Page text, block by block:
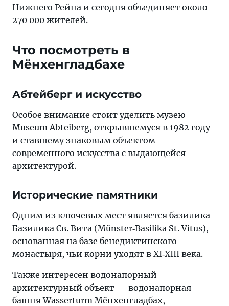
Нижнего Рейна и сегодня объединяет около
270 000 жителей.
Что посмотреть в
Мёнхенгладбахе
Абтейберг и искусство
Особое внимание стоит уделить музею
Museum Abteiberg, открывшемуся в 1982 году
и ставшему знаковым объектом
современного искусства с выдающейся
архитектурой.
Исторические памятники
Одним из ключевых мест является базилика
Базилика Св. Вита (Münster‐Basilika St. Vitus),
основанная на базе бенедиктинского
монастыря, чьи корни уходят в XI‐XIII века.
Также интересен водонапорный
архитектурный объект — водонапорная
башня Wasserturm Мёнхенгладбах,